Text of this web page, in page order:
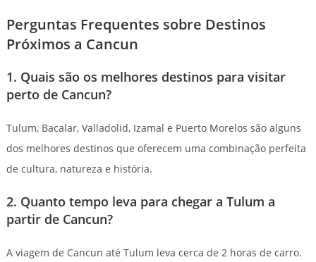
Perguntas Frequentes sobre Destinos
Próximos a Cancun
1. Quais são os melhores destinos para visitar
perto de Cancun?
Tulum, Bacalar, Valladolid, Izamal e Puerto Morelos são alguns
dos melhores destinos que oferecem uma combinação perfeita
de cultura, natureza e história.
2. Quanto tempo leva para chegar a Tulum a
partir de Cancun?
A viagem de Cancun até Tulum leva cerca de 2 horas de carro.